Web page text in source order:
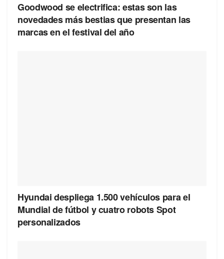
Goodwood se electrifica: estas son las
novedades más bestias que presentan las
marcas en el festival del año
Hyundai despliega 1.500 vehículos para el
Mundial de fútbol y cuatro robots Spot
personalizados